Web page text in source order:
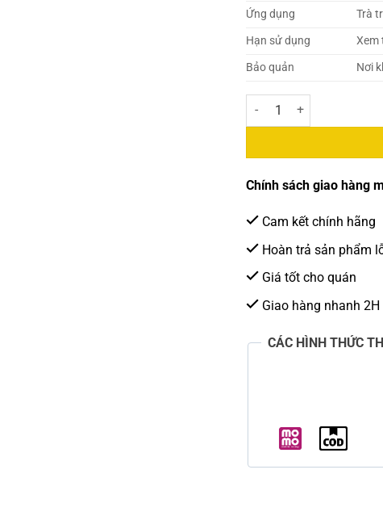
Ứng dụng
Trà
Hạn sử dụng
Xem
Bảo quản
Nơi
Freshy Syrup Dâu 710ml
Chính sách giao hàng
Cam kết chính hãng
Hoàn trả sản phẩm
Giá tốt cho quán
Giao hàng nhanh 2H
CÁC HÌNH THỨC